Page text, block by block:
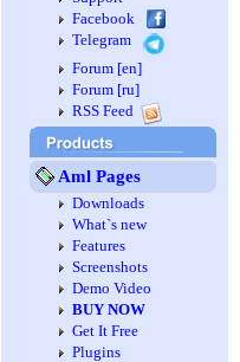
Facebook
Telegram
Forum [en]
Forum [ru]
RSS Feed
Aml Pages
Downloads
What`s new
Features
Screenshots
Demo Video
BUY NOW
Get It Free
Plugins